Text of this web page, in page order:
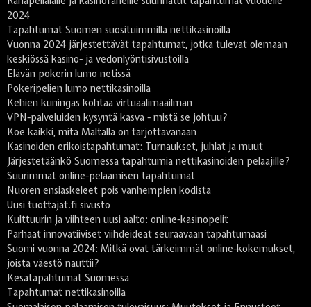
2024
Tapahtumat Suomen suosituimmilla nettikasinoilla
Vuonna 2024 järjestettävät tapahtumat, jotka tulevat olemaan
keskiössä kasino- ja vedonlyöntisivustoilla
Elävän pokerin lumo netissä
Pokeripelien lumo nettikasinoilla
Kehien kuningas kohtaa virtuaalimaailman
VPN-palveluiden kysyntä kasva - mistä se johtuu?
Koe kaikki, mitä Maltalla on tarjottavanaan
Kasinoiden erikoistapahtumat: Turnaukset, juhlat ja muut
Järjestetäänkö Suomessa tapahtumia nettikasinoiden pelaajille?
Suurimmat online-pelaamisen tapahtumat
Nuoren ensiaskeleet pois vanhempien kodista
Uusi tuottajat.fi sivusto
Kulttuurin ja viihteen uusi aalto: online-kasinopelit
Parhaat innovatiiviset viihdeideat seuraavaan tapahtumaasi
Suomi vuonna 2024: Mitkä ovat tärkeimmät online-kokemukset,
joista väestö nauttii?
Kesätapahtumat Suomessa
Tapahtumat nettikasinoilla